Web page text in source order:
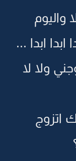
واليوم
ابدا ...
ولا لا
اتزوج